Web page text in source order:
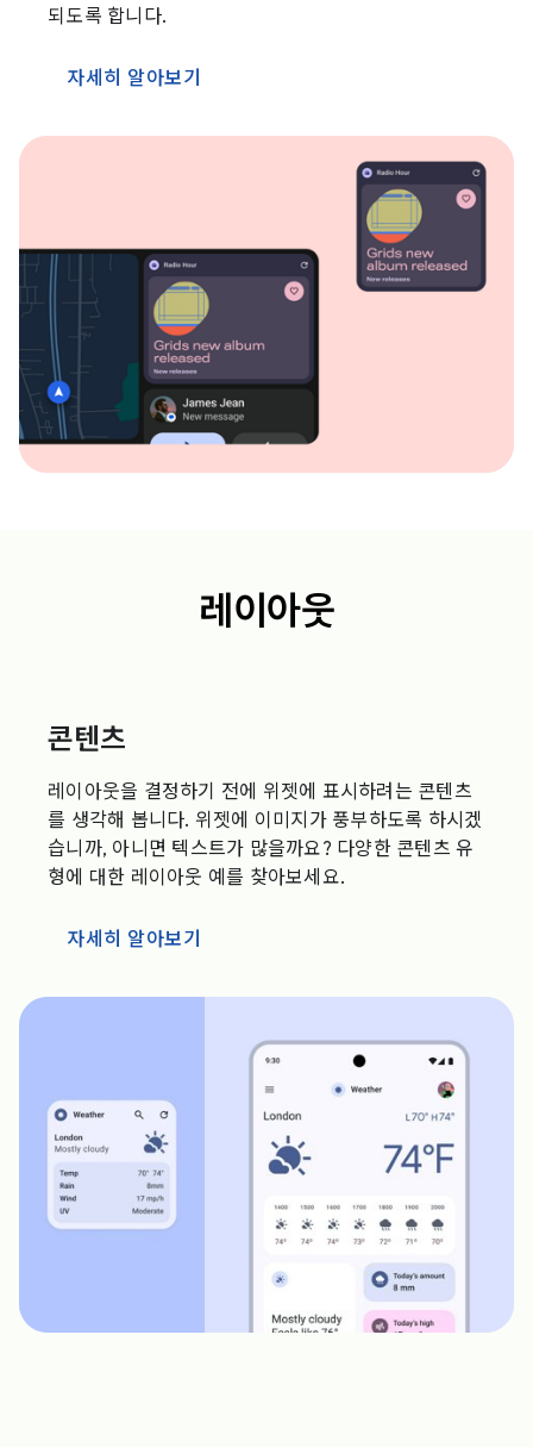
되도록 합니다.
자세히 알아보기
레이아웃
콘텐츠
레이아웃을 결정하기 전에 위젯에 표시하려는 콘텐츠
를 생각해 봅니다. 위젯에 이미지가 풍부하도록 하시겠
습니까, 아니면 텍스트가 많을까요? 다양한 콘텐츠 유
형에 대한 레이아웃 예를 찾아보세요.
자세히 알아보기